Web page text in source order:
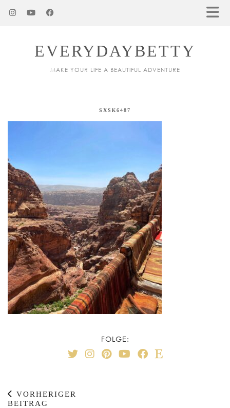
EVERYDAYBETTY
MAKE YOUR LIFE A BEAUTIFUL ADVENTURE
SXSK6487
FOLGE:
VORHERIGER
BEITRAG